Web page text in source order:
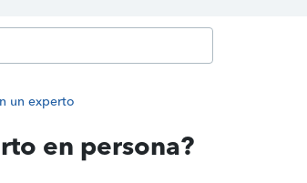
un experto
en persona?